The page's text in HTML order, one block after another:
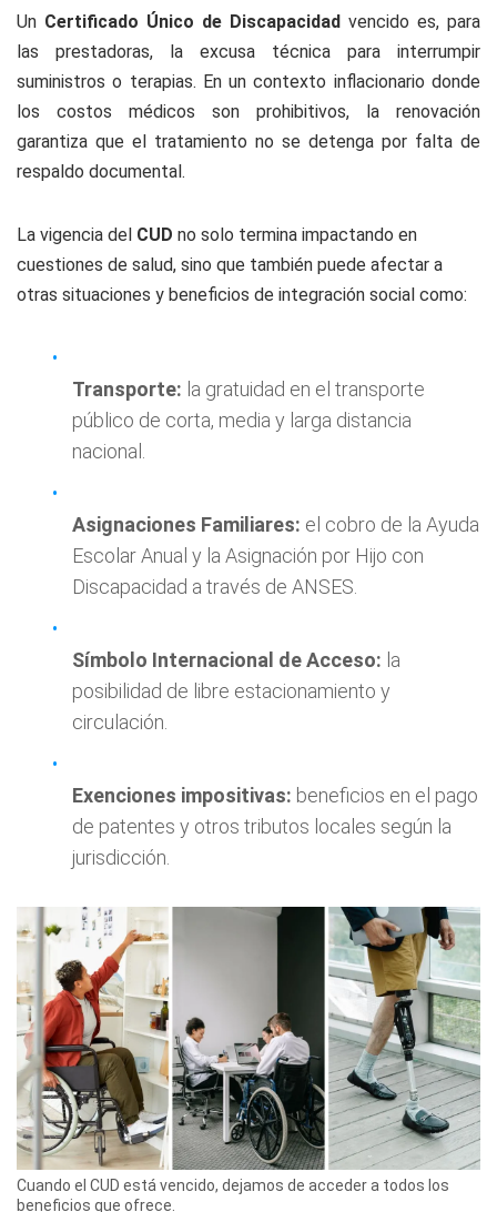
Un Certificado Único de Discapacidad vencido es, para
las prestadoras, la excusa técnica para interrumpir
suministros o terapias. En un contexto inflacionario donde
los costos médicos son prohibitivos, la renovación
garantiza que el tratamiento no se detenga por falta de
respaldo documental.
La vigencia del CUD no solo termina impactando en
cuestiones de salud, sino que también puede afectar a
otras situaciones y beneficios de integración social como:
Transporte: la gratuidad en el transporte
público de corta, media y larga distancia
nacional.
Asignaciones Familiares: el cobro de la Ayuda
Escolar Anual y la Asignación por Hijo con
Discapacidad a través de ANSES.
Símbolo Internacional de Acceso: la
posibilidad de libre estacionamiento y
circulación.
Exenciones impositivas: beneficios en el pago
de patentes y otros tributos locales según la
jurisdicción.
Cuando el CUD está vencido, dejamos de acceder a todos los
beneficios que ofrece.